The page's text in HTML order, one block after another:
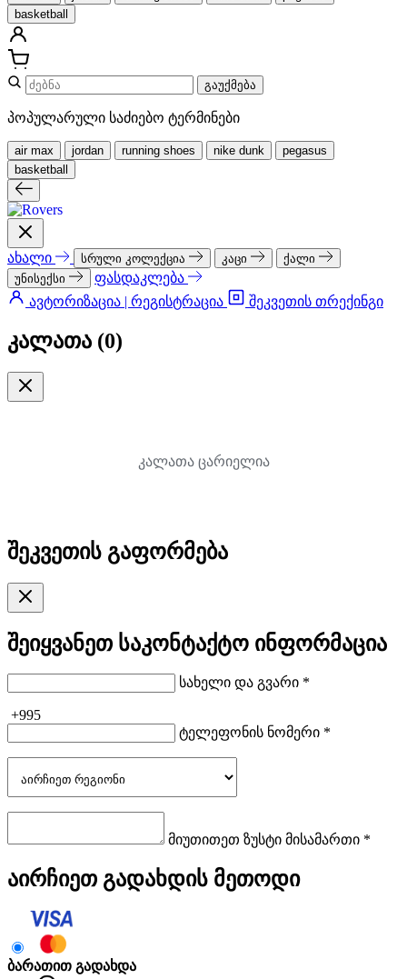
basketball
გაუქმება
პოპულარული საძიებო ტერმინები
air max jordan running shoes nike dunk
pegasus
basketball
ახალი სრული კოლექცია კაცი
ქალი
უნისექსი
ფასდაკლება
ავტორიზაცია | რეგისტრაცია
შეკვეთის თრექინგი
კალათა (0)
კალათა ცარიელია
შეკვეთის გაფორმება
შეიყვანეთ საკონტაქტო ინფორმაცია
სახელი და გვარი *
+995
ტელეფონის ნომერი *
მიუთითეთ ზუსტი მისამართი *
აირჩიეთ გადახდის მეთოდი
ბარათით გადახდა